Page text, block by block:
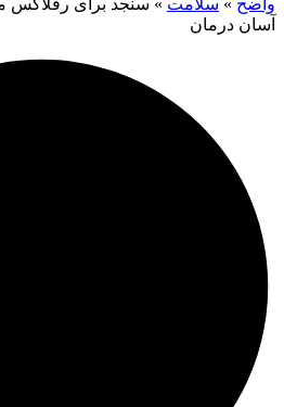
واضح » سلامت » سنجد برای رفلاکس
آسان درمان